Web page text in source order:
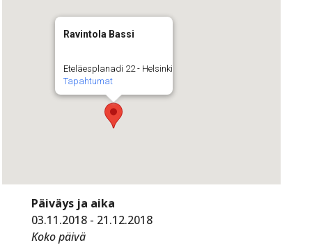
Ravintola Bassi
Eteläesplanadi 22 - Helsinki
Tapahtumat
Päiväys ja aika
03.11.2018 - 21.12.2018
Koko päivä